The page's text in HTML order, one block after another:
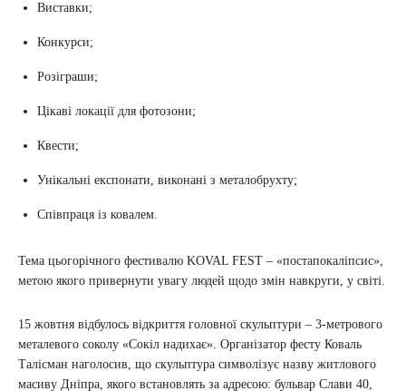
Виставки;
Конкурси;
Розіграши;
Цікаві локації для фотозони;
Квести;
Унікальні експонати, виконані з металобрухту;
Співпраця із ковалем.
Тема цьогорічного фестивалю KOVAL FEST – «постапокаліпсис»,
метою якого привернути увагу людей щодо змін навкруги, у світі.
15 жовтня відбулось відкриття головної скульптури – 3-метрового
металевого соколу «Сокіл надихає». Організатор фесту Коваль
Талісман наголосив, що скульптура символізує назву житлового
масиву Дніпра, якого встановлять за адресою: бульвар Слави 40,